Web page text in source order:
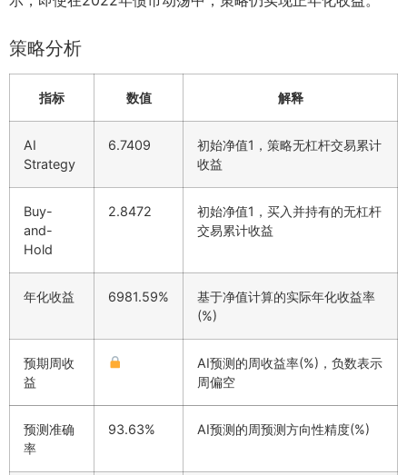
策略分析
指标 数值 解释
AI
Strategy
6.7409
初始净值1，策略无杠杆交易累计
收益
Buy-
and-
Hold
2.8472
初始净值1，买入并持有的无杠杆
交易累计收益
年化收益 6981.59%
基于净值计算的实际年化收益率
(%)
预期周收
益
AI预测的周收益率(%)，负数表示
周偏空
预测准确
率
93.63% AI预测的周预测方向性精度(%)